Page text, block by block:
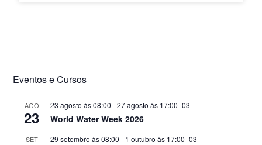
Eventos e Cursos
AGO
23
23 agosto às 08:00 -27 agosto às 17:00 -03
World Water Week 2026
SET 29 setembro às 08:00 - 1 outubro às 17:00 -03